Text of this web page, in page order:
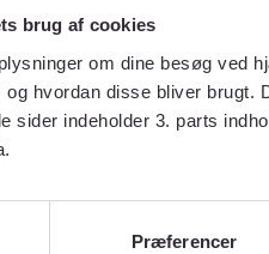
brug af cookies
om dine besøg ved
hvordan disse bliver
sider indeholder 3. parts
Præferencer